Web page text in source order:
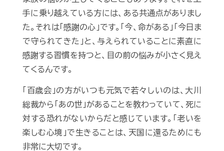
手に乗り越えている方には、ある共通点がありまし
た。それは「感謝の心」です。「今、命がある」「今日ま
で守られてきた」と、与えられていることに素直に
感謝する習慣を持つと、目の前の悩みが小さく見え
てくるんです。
「百歳会」の方がいつも元気で若々しいのは、大川
総裁から「あの世」があることを教わっていて、死に
対する恐れがないからだと感じています。「老いを
楽しむ心境」で生きることは、天国に還るためにも
非常に大切です。